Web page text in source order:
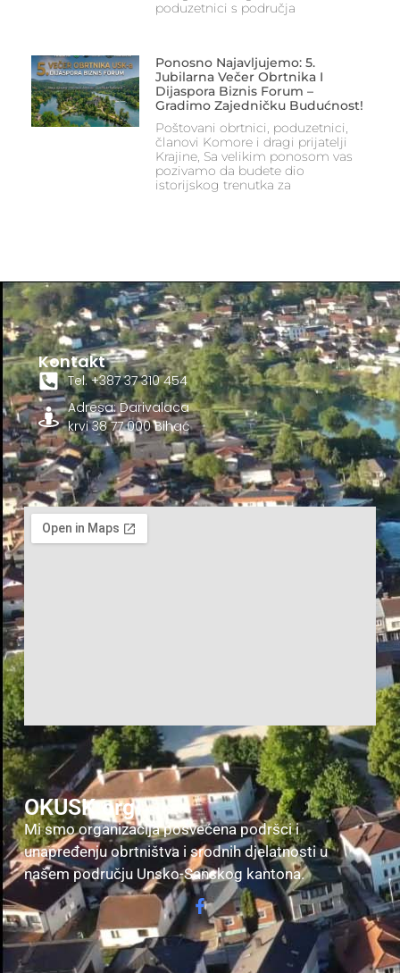
poduzetnici s područja
Ponosno Najavljujemo: 5.
Jubilarna Večer Obrtnika I
Dijaspora Biznis Forum –
Gradimo Zajedničku Budućnost!
Poštovani obrtnici, poduzetnici,
članovi Komore i dragi prijatelji
Krajine, Sa velikim ponosom vas
pozivamo da budete dio
istorijskog trenutka za
OKUSK.org
Mi smo organizacija posvećena podršci i
unapređenju obrtništva i srodnih djelatnosti u
našem području Unsko-Sanskog kantona.
Kontakt
Tel. +387 37 310 454
Adresa: Darivalaca
krvi 38 77 000 Bihać